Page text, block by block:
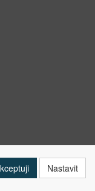
Nastavit